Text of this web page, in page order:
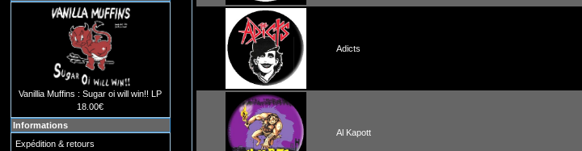
Adicts
Al Kapott
Vanillia Muffins : Sugar oi will win!! LP
18.00€
Informations
Expédition & retours